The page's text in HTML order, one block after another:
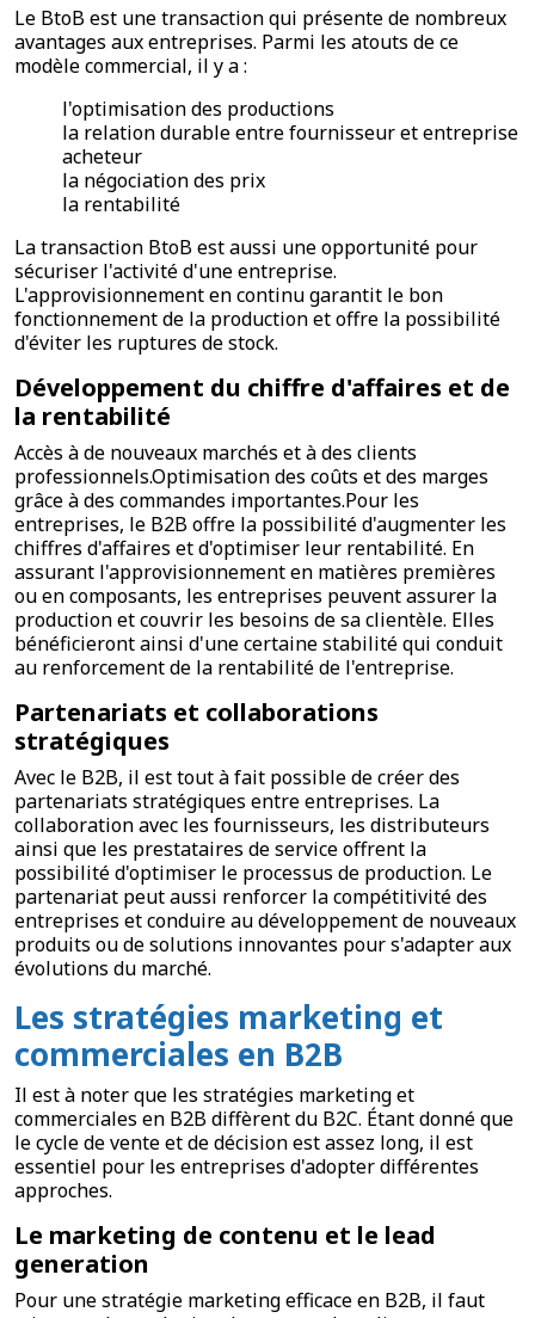
Le BtoB est une transaction qui présente de nombreux
avantages aux entreprises. Parmi les atouts de ce
modèle commercial, il y a :
l'optimisation des productions
la relation durable entre fournisseur et entreprise
acheteur
la négociation des prix
la rentabilité
La transaction BtoB est aussi une opportunité pour
sécuriser l'activité d'une entreprise.
L'approvisionnement en continu garantit le bon
fonctionnement de la production et offre la possibilité
d'éviter les ruptures de stock.
Développement du chiffre d'affaires et de
la rentabilité
Accès à de nouveaux marchés et à des clients
professionnels.Optimisation des coûts et des marges
grâce à des commandes importantes.Pour les
entreprises, le B2B offre la possibilité d'augmenter les
chiffres d'affaires et d'optimiser leur rentabilité. En
assurant l'approvisionnement en matières premières
ou en composants, les entreprises peuvent assurer la
production et couvrir les besoins de sa clientèle. Elles
bénéficieront ainsi d'une certaine stabilité qui conduit
au renforcement de la rentabilité de l'entreprise.
Partenariats et collaborations
stratégiques
Avec le B2B, il est tout à fait possible de créer des
partenariats stratégiques entre entreprises. La
collaboration avec les fournisseurs, les distributeurs
ainsi que les prestataires de service offrent la
possibilité d'optimiser le processus de production. Le
partenariat peut aussi renforcer la compétitivité des
entreprises et conduire au développement de nouveaux
produits ou de solutions innovantes pour s'adapter aux
évolutions du marché.
Les stratégies marketing et
commerciales en B2B
Il est à noter que les stratégies marketing et
commerciales en B2B diffèrent du B2C. Étant donné que
le cycle de vente et de décision est assez long, il est
essentiel pour les entreprises d'adopter différentes
approches.
Le marketing de contenu et le lead
generation
Pour une stratégie marketing efficace en B2B, il faut